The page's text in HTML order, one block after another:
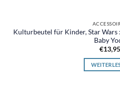
Kulturbeutel für Kinder, Star Wars
Baby
€13,95